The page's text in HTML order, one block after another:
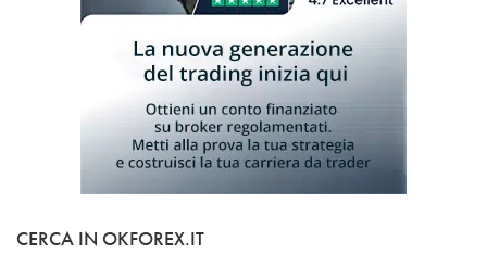
CERCA IN OKFOREX.IT